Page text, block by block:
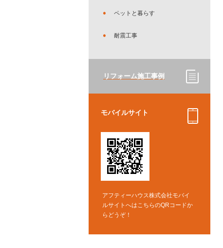
ペットと暮らす
耐震工事
リフォーム施工事例
モバイルサイト
アフティーハウス株式会社モバイ
ルサイトへはこちらのQRコードか
らどうぞ！